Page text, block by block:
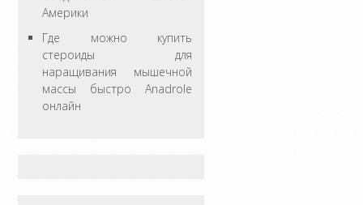
Америки
Где можно купить
стероиды для
наращивания мышечной
массы быстро Anadrole
онлайн